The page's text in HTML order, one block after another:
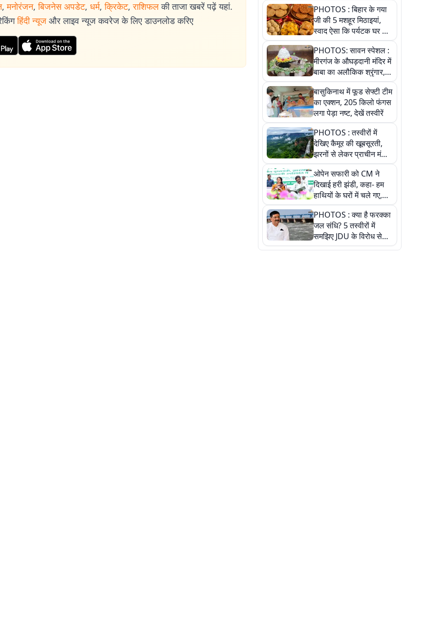
, मनोरंजन, बिजनेस अपडेट, धर्म, क्रिकेट, राशिफल की ताजा खबरें पढ़ें यहां.
हिंदी न्यूज और लाइव न्यूज कवरेज के लिए डाउनलोड करिए
PHOTOS : बिहार के गया
जी की 5 मशहूर मिठाइयां,
स्वाद ऐसा कि पर्यटक घर ले
जाना नहीं भूलते, तस्वीरों में
देखें
PHOTOS: सावन स्पेशल :
मीरगंज के औघड़दानी मंदिर में
बाबा का अलौकिक श्रृंगार,
तस्वीरों में देखें महादेव के कई
मनमोहक स्वरूप
बासुकिनाथ में फूड सेफ्टी टीम
का एक्शन, 205 किलो फंगस
लगा पेड़ा नष्ट, देखें तस्वीरें
PHOTOS : तस्वीरों में
देखिए कैमूर की खूबसूरती,
झरनों से लेकर प्राचीन मंदिरों
तक प्रकृति और आस्था का
अद्भुत संगम
ओपेन सफारी को CM ने
दिखाई हरी झंडी, कहा- हम
हाथियों के घरों में चले गए,
देखें तस्वीरें
PHOTOS : क्या है फरक्का
जल संधि? 5 तस्वीरों में
समझिए JDU के विरोध से
लेकर बिहार पर असर तक